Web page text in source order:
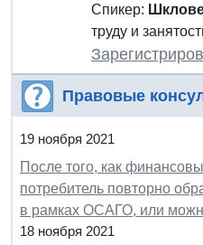
Спикер:
труду и
Правовые
19 ноября 2021
После того, как
потребитель повторно
в рамках ОСАГО, или
18 ноября 2021